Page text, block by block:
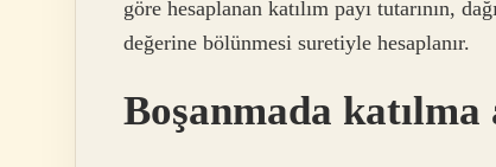
göre hesaplanan katılım payı tutarının,
değerine bölünmesi suretiyle hesaplanır.
Boşanmada katılma